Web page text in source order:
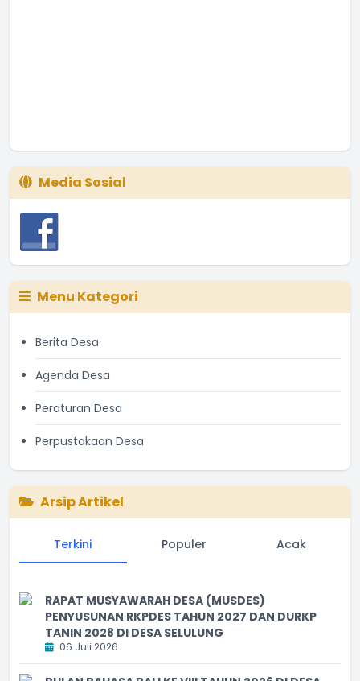
Media Sosial
Menu Kategori
Berita Desa
Agenda Desa
Peraturan Desa
Perpustakaan Desa
Arsip Artikel
Terkini Populer Acak
RAPAT MUSYAWARAH DESA (MUSDES)
PENYUSUNAN RKPDES TAHUN 2027 DAN DURKP
TANIN 2028 DI DESA SELULUNG
06 Juli 2026